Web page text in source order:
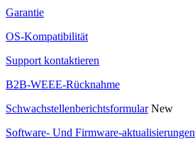
Garantie
OS-Kompatibilität
Support kontaktieren
B2B-WEEE-Rücknahme
Schwachstellenberichtsformular New
Software- Und Firmware-aktualisierungen